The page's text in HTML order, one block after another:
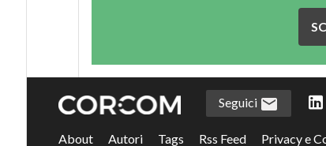
Seguici
About Autori Tags Rss Feed Privacy e